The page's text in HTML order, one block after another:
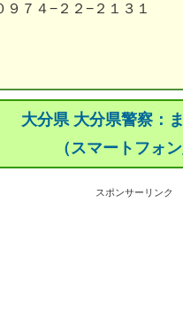
７４−２２−２１３１
大分県 大分県警察：
（スマートフォン
スポンサーリンク